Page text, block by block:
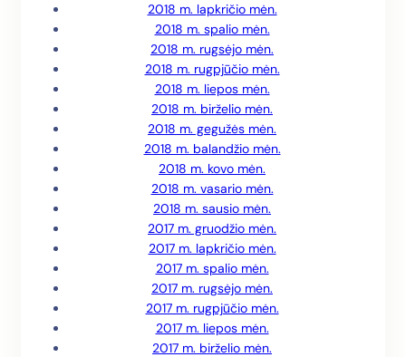
2018 m. lapkričio mėn.
2018 m. spalio mėn.
2018 m. rugsėjo mėn.
2018 m. rugpjūčio mėn.
2018 m. liepos mėn.
2018 m. birželio mėn.
2018 m. gegužės mėn.
2018 m. balandžio mėn.
2018 m. kovo mėn.
2018 m. vasario mėn.
2018 m. sausio mėn.
2017 m. gruodžio mėn.
2017 m. lapkričio mėn.
2017 m. spalio mėn.
2017 m. rugsėjo mėn.
2017 m. rugpjūčio mėn.
2017 m. liepos mėn.
2017 m. birželio mėn.